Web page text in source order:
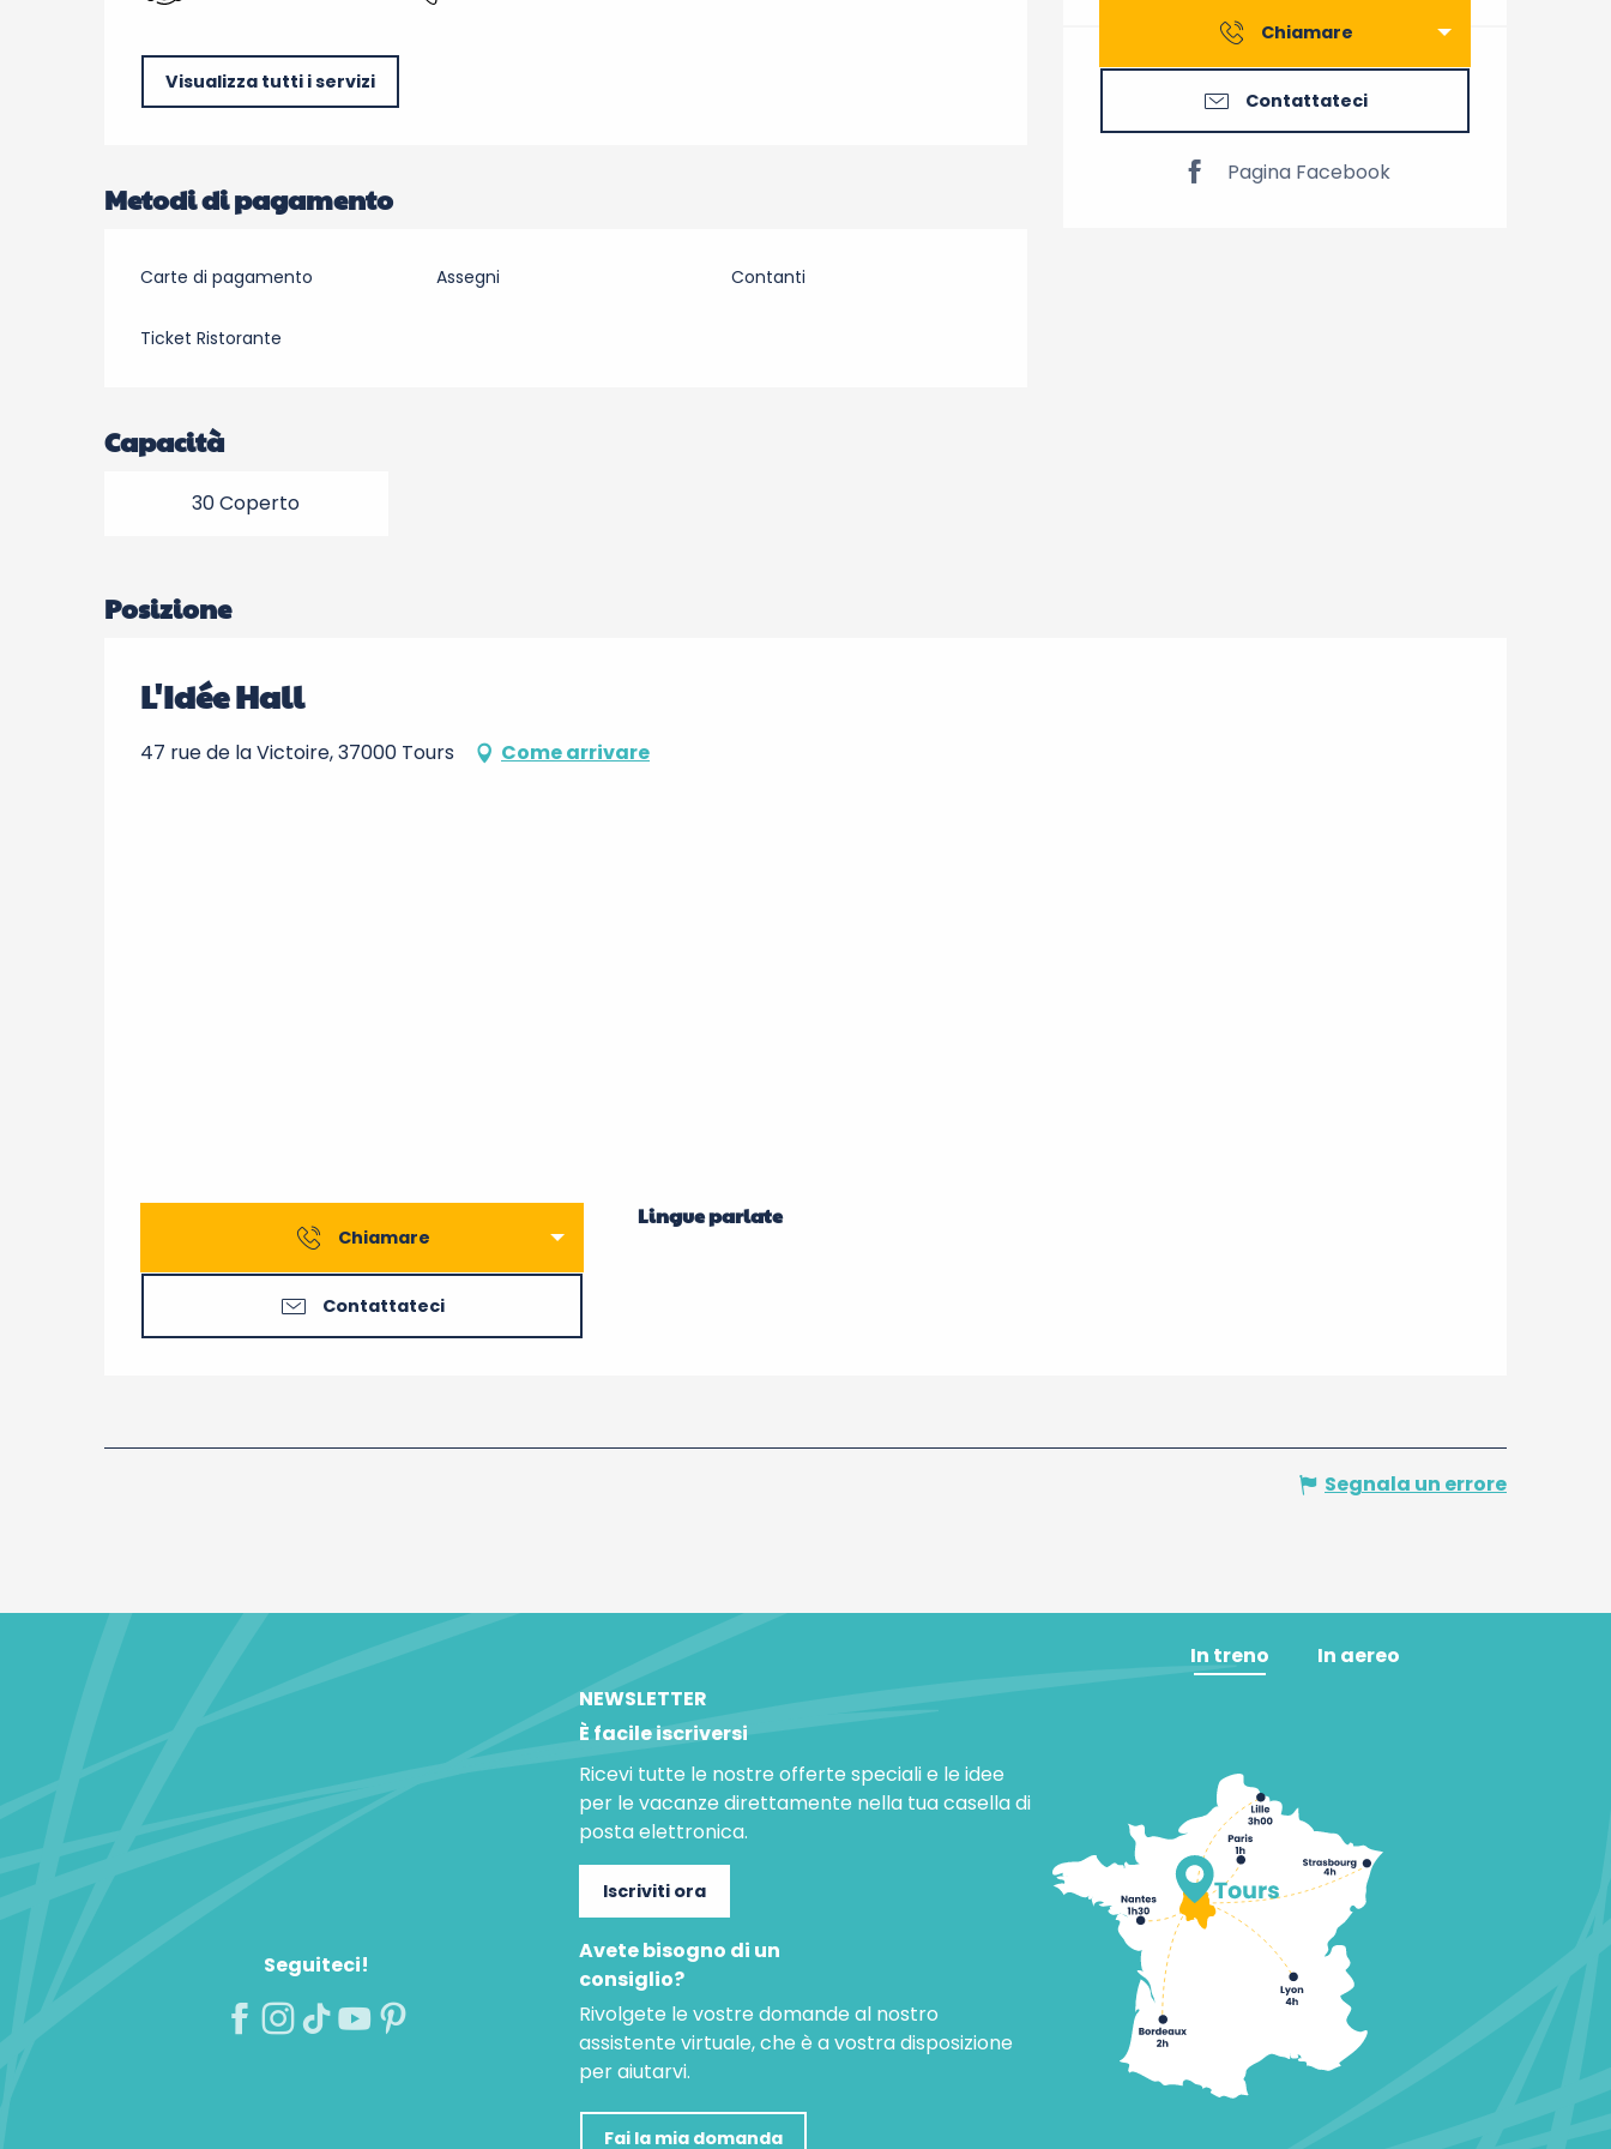
Chiamare
Contattateci
Pagina Facebook
Visualizza tutti i servizi
Metodi di pagamento
Carte di pagamento Assegni Contanti
Ticket Ristorante
Capacità
30 Coperto
Posizione
L'Idée Hall
47 rue de la Victoire, 37000 Tours Come arrivare
Chiamare
Contattateci
Lingue parlate
Lingue parlate
Segnala un errore
Seguiteci!
NEWSLETTER
È facile iscriversi
Ricevi tutte le nostre offerte speciali e le idee
per le vacanze direttamente nella tua casella di
posta elettronica.
Iscriviti ora
Avete bisogno di un
consiglio?
Rivolgete le vostre domande al nostro
assistente virtuale, che è a vostra disposizione
per aiutarvi.
Fai la mia domanda
In treno In aereo